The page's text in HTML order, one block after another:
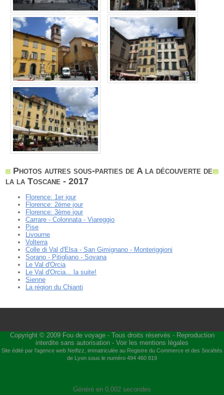
Photos autres sous-parties de A la découverte de
la la Toscane - 2017
Florence: 1er jour
Florence: 2ème jour
Florence: 3ème jour
Carrare - Colonnata - Viareggio
Pise
Livourne
Volterra
Colle di Val d'Elsa - San Gimignano - Monteriggioni
Sorano - Pitigliano - Sovana
Le Val d'Orcia
Le Val d'Orcia... la suite!
Sienne
La région du Chianti
Copyright © 2009 Fou de voyage- Tous droits réservés - Reproduction
interdite sans autorisation - Voir les mentions légales
Site édité par l'agence web Netfizz , immatriculée au Registre du Commerce et des Sociétés
de Lyon sous le numéro 494 460 819
Généré en 0,002 secondes